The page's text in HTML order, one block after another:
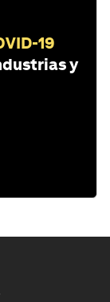
19
y